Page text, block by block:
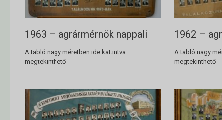
1963 – agrármérnök nappali
A tabló nagy méretben ide kattintva
megtekinthető
1962 –
A tabló nagy
megtekinthető